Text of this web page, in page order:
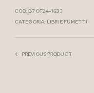
COD: B7 OF24-1633
CATEGORIA: LIBRI E FUMETTI
PREVIOUS PRODUCT